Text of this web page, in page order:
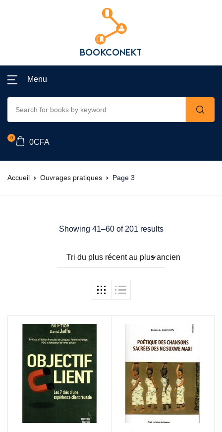
Menu
0
0CFA
Accueil Ouvrages pratiques Page 3
Showing 41–60 of 201 results
Tri du plus récent au plus ancien